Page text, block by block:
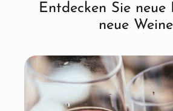
Entdecken Sie neue
neue Weine